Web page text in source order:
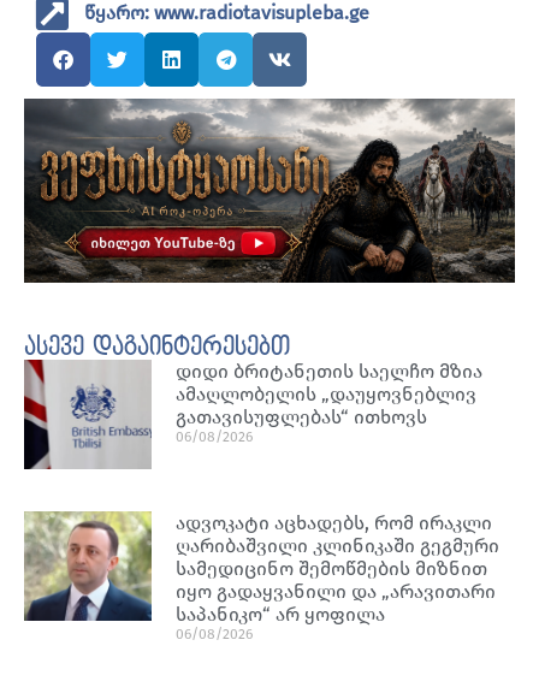
წყარო: www.radiotavisupleba.ge
ასევე დაგაინტერესებთ
დიდი ბრიტანეთის საელჩო მზია
ამაღლობელის „დაუყოვნებლივ
გათავისუფლებას“ ითხოვს
06/08/2026
ადვოკატი აცხადებს, რომ ირაკლი
ღარიბაშვილი კლინიკაში გეგმური
სამედიცინო შემოწმების მიზნით
იყო გადაყვანილი და „არავითარი
საპანიკო“ არ ყოფილა
06/08/2026